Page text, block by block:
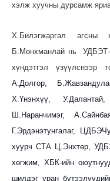
хэлж хуучны дурсамж
Х.Билэгжаргал агсны
Б.Мөнхманлай нь УДБЭТ-
хүндэтгэл үзүүлснээр
А.Долгор,
Х.Үнэнхүү,
Ш.Наранчимэг,
Г.Эрдэнэтунгалаг,
хуурч СТА Ц.Энхтөр,
хөгжим, ХБК-ийн
шилдэг уран